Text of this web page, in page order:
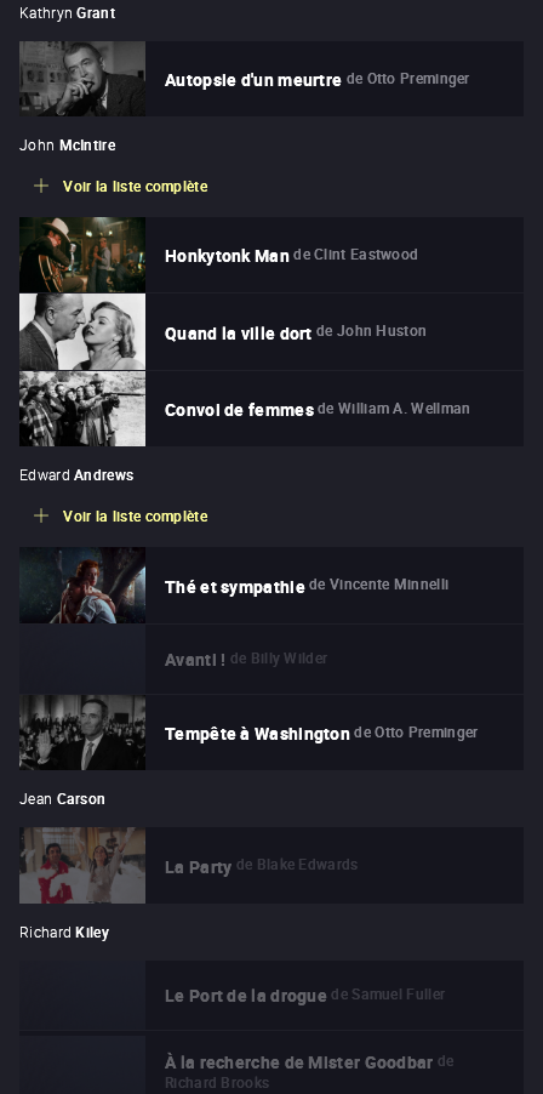
Kathryn Grant
Autopsie d'un meurtre de Otto Preminger
John McIntire
Voir la liste complète
Honkytonk Man de Clint Eastwood
Quand la ville dort de John Huston
Convoi de femmes de William A. Wellman
Edward Andrews
Voir la liste complète
Thé et sympathie de Vincente Minnelli
Avanti ! de Billy Wilder
Tempête à Washington de Otto Preminger
Jean Carson
La Party de Blake Edwards
Richard Kiley
Le Port de la drogue de Samuel Fuller
À la recherche de Mister Goodbar de
Richard Brooks